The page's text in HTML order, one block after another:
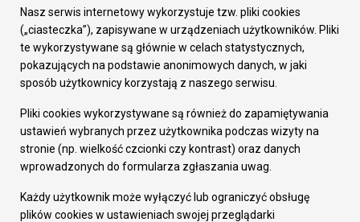
Załatw sprawę
Prezydent Miasta
Rada Miasta
Wydziały
Elektroniczna Skrzynka Podawcza
Gospodarka
Fundusze europejskie
Środki krajowe
Oferty inwestycyjne
Pozostałe
Nasz serwis internetowy wykorzystuje tzw. pliki cookies
(„ciasteczka”), zapisywane w urządzeniach użytkowników. Pliki
te wykorzystywane są głównie w celach statystycznych,
pokazujących na podstawie anonimowych danych, w jaki
sposób użytkownicy korzystają z naszego serwisu.
Pliki cookies wykorzystywane są również do zapamiętywania
ustawień wybranych przez użytkownika podczas wizyty na
stronie (np. wielkość czcionki czy kontrast) oraz danych
wprowadzonych do formularza zgłaszania uwag.
Każdy użytkownik może wyłączyć lub ograniczyć obsługę
plików cookies w ustawieniach swojej przeglądarki